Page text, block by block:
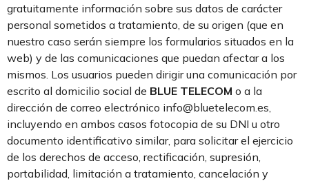
gratuitamente información sobre sus datos de carácter
personal sometidos a tratamiento, de su origen (que en
nuestro caso serán siempre los formularios situados en la
web) y de las comunicaciones que puedan afectar a los
mismos. Los usuarios pueden dirigir una comunicación por
escrito al domicilio social de BLUE TELECOM o a la
dirección de correo electrónico info@bluetelecom.es,
incluyendo en ambos casos fotocopia de su DNI u otro
documento identificativo similar, para solicitar el ejercicio
de los derechos de acceso, rectificación, supresión,
portabilidad, limitación a tratamiento, cancelación y